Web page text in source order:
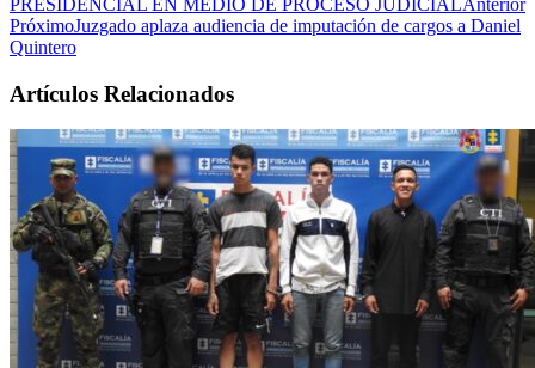
PróximoJuzgado aplaza audiencia de imputación de cargos a Daniel
Quintero
Artículos Relacionados